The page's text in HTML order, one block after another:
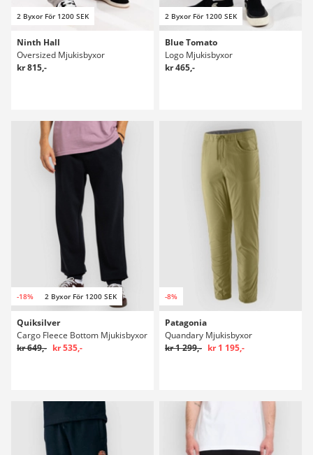
2 Byxor För 1200 SEK
Ninth Hall
Oversized Mjukisbyxor
kr 815,-
2 Byxor För 1200 SEK
Blue Tomato
Logo Mjukisbyxor
kr 465,-
-18% 2 Byxor För 1200 SEK
Quiksilver
Cargo Fleece Bottom Mjukisbyxor
kr 649,- kr 535,-
-8%
Patagonia
Quandary Mjukisbyxor
kr 1 299,- kr 1 195,-